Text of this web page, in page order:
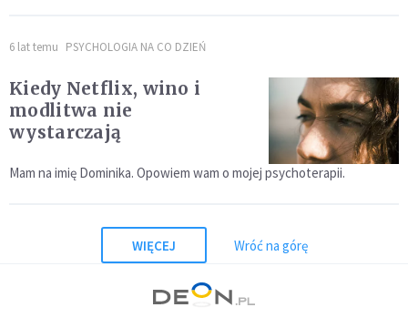
6 lat temu PSYCHOLOGIA NA CO DZIEŃ
Kiedy Netflix, wino i
modlitwa nie
wystarczają
Mam na imię Dominika. Opowiem wam o mojej psychoterapii.
WIĘCEJ Wróć na górę